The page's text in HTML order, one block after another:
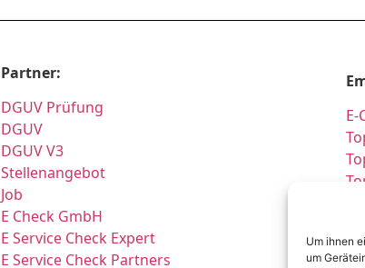
Um ihnen
um
Partner:
DGUV Prüfung
DGUV
DGUV V3
Stellenangebot
Job
E Check GmbH
E Service Check Expert
E Service Check Partners
E-